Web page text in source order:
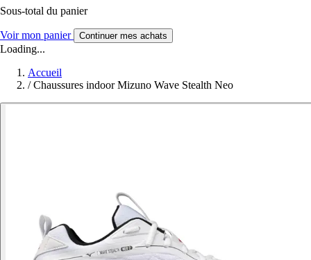
Sous-total du panier
Voir mon panier Continuer mes achats
Loading...
Accueil
/ Chaussures indoor Mizuno Wave Stealth Neo